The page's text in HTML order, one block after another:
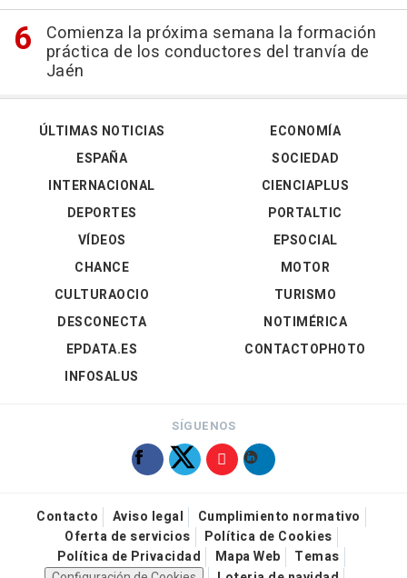
Comienza la próxima semana la formación
práctica de los conductores del tranvía de
Jaén
ÚLTIMAS NOTICIAS
ESPAÑA
INTERNACIONAL
DEPORTES
VÍDEOS
ECONOMÍA
SOCIEDAD
CIENCIAPLUS
PORTALTIC
EPSOCIAL
CHANCE
CULTURAOCIO
DESCONECTA
EPDATA.ES
INFOSALUS
MOTOR
TURISMO
NOTIMÉRICA
CONTACTOPHOTO
SÍGUENOS
Contacto Aviso legal
Cumplimiento normativo
Oferta de servicios
Política de Cookies
Política de Privacidad
Mapa Web
Temas